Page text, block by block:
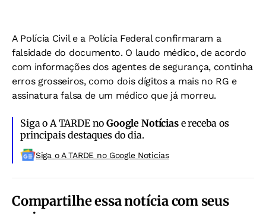
A Polícia Civil e a Polícia Federal confirmaram a
falsidade do documento. O laudo médico, de acordo
com informações dos agentes de segurança, continha
erros grosseiros, como dois dígitos a mais no RG e
assinatura falsa de um médico que já morreu.
Siga o A TARDE noGoogle Notíciase receba os
principais destaques do dia.
Siga o A TARDE no Google Noticias
Compartilhe essa notícia com seus